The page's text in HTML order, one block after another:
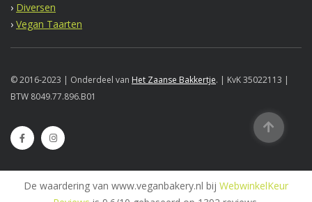
› Diversen
› Vegan Taarten
© 2016-2023 | Onderdeel van Het Zaanse Bakkertje. | KvK 35022113 |
BTW 8049.77.896.B01
De waardering van www.veganbakery.nl bij WebwinkelKeur